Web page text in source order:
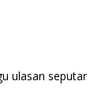
ulasan seputar